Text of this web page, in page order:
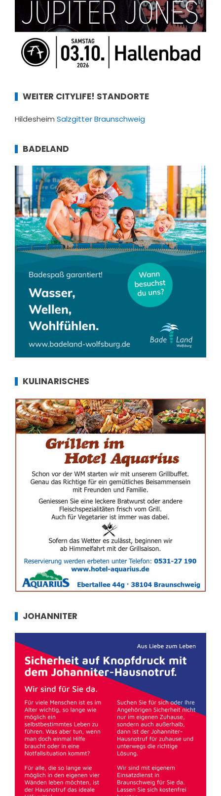
WEITER CITYLIFE! STANDORTE
Hildesheim SalzgitterBraunschweig
BADELAND
KULINARISCHES
JOHANNITER